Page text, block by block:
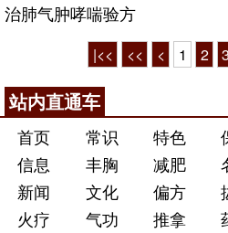
治肺气肿哮喘验方
|<< << < 1 2 3
站内直通车
首页 常识 特色
信息
丰胸 减肥
新闻
文化 偏方
火疗
气功 推拿